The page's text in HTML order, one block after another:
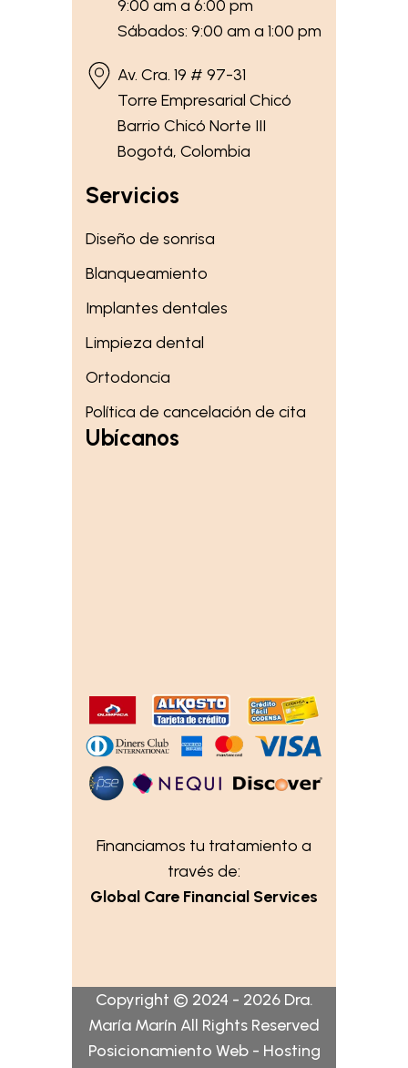
9:00 am a 6:00 pm
Sábados: 9:00 am a 1:00 pm
Av. Cra. 19 # 97-31
Torre Empresarial Chicó
Barrio Chicó Norte III
Bogotá, Colombia
Servicios
Diseño de sonrisa
Blanqueamiento
Implantes dentales
Limpieza dental
Ortodoncia
Política de cancelación de cita
Ubícanos
Financiamos tu tratamiento a
través de:
Global Care Financial Services
Copyright © 2024 - 2026 Dra.
María Marín All Rights Reserved
Posicionamiento Web - Hosting